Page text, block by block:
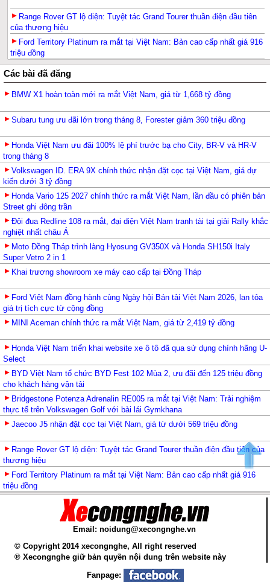
Range Rover GT lộ diện: Tuyệt tác Grand Tourer thuần điện đầu tiên
của thương hiệu
Ford Territory Platinum ra mắt tại Việt Nam: Bản cao cấp nhất giá 916
triệu đồng
Các bài đã đăng
BMW X1 hoàn toàn mới ra mắt Việt Nam, giá từ 1,668 tỷ đồng
Subaru tung ưu đãi lớn trong tháng 8, Forester giảm 360 triệu đồng
Honda Việt Nam ưu đãi 100% lệ phí trước bạ cho City, BR-V và HR-V
trong tháng 8
Volkswagen ID. ERA 9X chính thức nhận đặt cọc tại Việt Nam, giá dự
kiến dưới 3 tỷ đồng
Honda Vario 125 2027 chính thức ra mắt Việt Nam, lần đầu có phiên bản
Street ghi đông trần
Đội đua Redline 108 ra mắt, đại diện Việt Nam tranh tài tại giải Rally khắc
nghiệt nhất châu Á
Moto Đồng Tháp trình làng Hyosung GV350X và Honda SH150i Italy
Super Vetro 2 in 1
Khai trương showroom xe máy cao cấp tại Đồng Tháp
Ford Việt Nam đồng hành cùng Ngày hội Bán tải Việt Nam 2026, lan tỏa
giá trị tích cực từ cộng đồng
MINI Aceman chính thức ra mắt Việt Nam, giá từ 2,419 tỷ đồng
Honda Việt Nam triển khai website xe ô tô đã qua sử dụng chính hãng U-
Select
BYD Việt Nam tổ chức BYD Fest 102 Mùa 2, ưu đãi đến 125 triệu đồng
cho khách hàng vận tải
Bridgestone Potenza Adrenalin RE005 ra mắt tại Việt Nam: Trải nghiệm
thực tế trên Volkswagen Golf với bài lái Gymkhana
Jaecoo J5 nhận đặt cọc tại Việt Nam, giá từ dưới 569 triệu đồng
Range Rover GT lộ diện: Tuyệt tác Grand Tourer thuần điện đầu tiên của
thương hiệu
Ford Territory Platinum ra mắt tại Việt Nam: Bản cao cấp nhất giá 916
triệu đồng
Email: noidung@xecongnghe.vn
© Copyright 2014 xecongnghe, All right reserved
® Xecongnghe giữ bản quyền nội dung trên website này
Fanpage: